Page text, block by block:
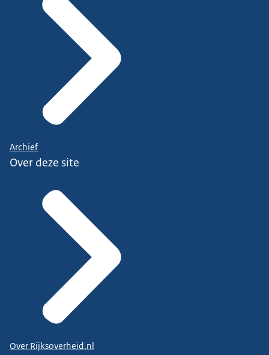
Archief
Over deze site
Over Rijksoverheid.nl